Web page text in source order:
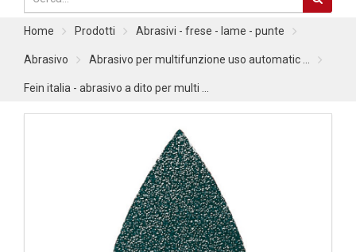
Home Prodotti Abrasivi - frese - lame - punte
Abrasivo Abrasivo per multifunzione uso automatic ...
Fein italia - abrasivo a dito per multi ...